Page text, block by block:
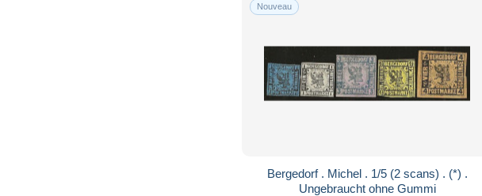
Nouveau
Bergedorf . Michel . 1/5 (2 scans) . (*) .
Ungebraucht ohne Gummi